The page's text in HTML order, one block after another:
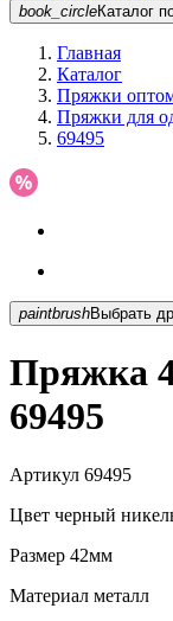
book_circleКаталог
Главная
Каталог
Пряжки
Пряжки для
69495
paintbrush
Пряжка
69495
Артикул 69495
Цвет черный
Размер 42мм
Материал металл